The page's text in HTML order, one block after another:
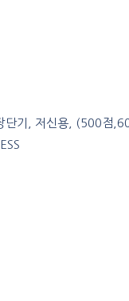
기, 저신용, (500점